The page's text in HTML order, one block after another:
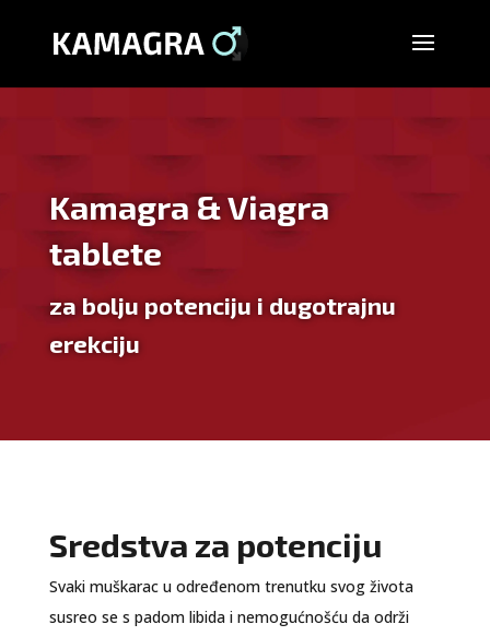
Kamagra & Viagra
tablete
za bolju potenciju i dugotrajnu
erekciju
Sredstva za potenciju
Svaki muškarac u određenom trenutku svog života
susreo se s padom libida i nemogućnošću da održi